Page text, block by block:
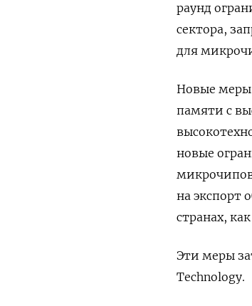
раунд
сектора,
для
Новые меры
памяти с
новые
на экспорт
странах,
Эти меры
Technology.